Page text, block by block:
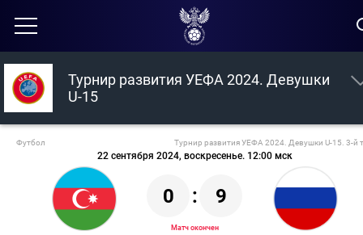
Турнир развития УЕФА 2024. Девушки
U-15
Футбол
22 сентября 2024, воскресенье. 12:00 мск
Турнир развития УЕФА 2024. Девушки U-15. 3-й
0 : 9
Матч окончен